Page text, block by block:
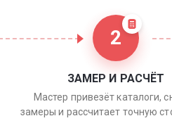
2
ЗАМЕР И РАСЧЁТ
Мастер привезёт каталоги,
замеры и рассчитает точную